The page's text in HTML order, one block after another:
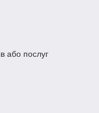
або послуг